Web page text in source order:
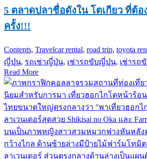
5 ตลาดปลาชื่อดังใน โตเกียว ที่ต้อ
ครั้ง!!!
Contents, Travelcar rental, road trip, toyota
ญี่ปุ่น, รถเช่าญี่ปุ่น, เช่ารถขับญี่ปุ่น, เช่ารถ
Read More